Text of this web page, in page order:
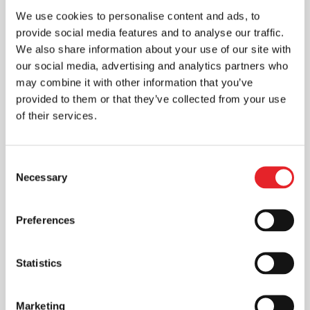
We use cookies to personalise content and ads, to
provide social media features and to analyse our traffic.
We also share information about your use of our site with
our social media, advertising and analytics partners who
may combine it with other information that you’ve
provided to them or that they’ve collected from your use
of their services.
Selection
Necessary
Preferences
Statistics
Marketing
Rinkodara
Skaitmeninė rinkodara - vienas iš
veiksmingų būdų pristatyti reklamuojama
produkciją, kuri pasiekia vartotojus. Ji
dažnu atveju gali būti pigesnė...